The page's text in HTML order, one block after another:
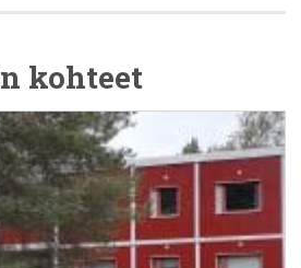
n kohteet